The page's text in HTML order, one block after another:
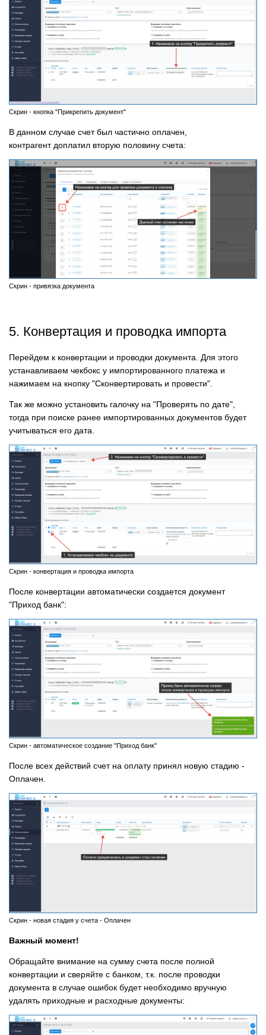
Скрин - кнопка "Прикрепить документ"
В данном случае счет был частично оплачен,
контрагент доплатил вторую половину счета:
Скрин - привязка документа
5. Конвертация и проводка импорта
Перейдем к конвертации и проводки документа. Для этого
устанавливаем чекбокс у импортированного платежа и
нажимаем на кнопку "Сконвертировать и провести".
Так же можно установить галочку на "Проверять по дате",
тогда при поиске ранее импортированных документов будет
учитываться его дата.
Скрин - конвертация и проводка импорта
После конвертации автоматически создается документ
"Приход банк":
Скрин - автоматическое создание "Приход банк"
После всех действий счет на оплату принял новую стадию -
Оплачен.
Скрин - новая стадия у счета - Оплачен
Важный момент!
Обращайте внимание на сумму счета после полной
конвертации и сверяйте с банком, т.к. после проводки
документа в случае ошибок будет необходимо вручную
удалять приходные и расходные документы: